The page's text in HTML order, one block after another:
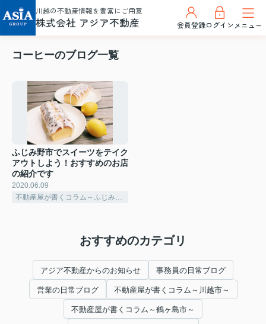
川越の不動産情報を豊富にご用意
株式会社 アジア不動産 会員登録ログインメニュー
コーヒーのブログ一覧
ふじみ野市でスイーツをテイク
アウトしよう！おすすめのお店
の紹介です
2020.06.09
不動産屋が書くコラム～ふじみ野市～
おすすめのカテゴリ
アジア不動産からのお知らせ 事務員の日常ブログ
営業の日常ブログ 不動産屋が書くコラム～川越市～
不動産屋が書くコラム～鶴ヶ島市～